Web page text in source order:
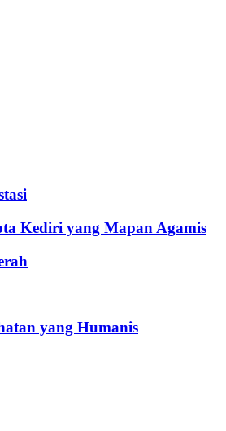
Kediri yang Mapan Agamis
yang Humanis